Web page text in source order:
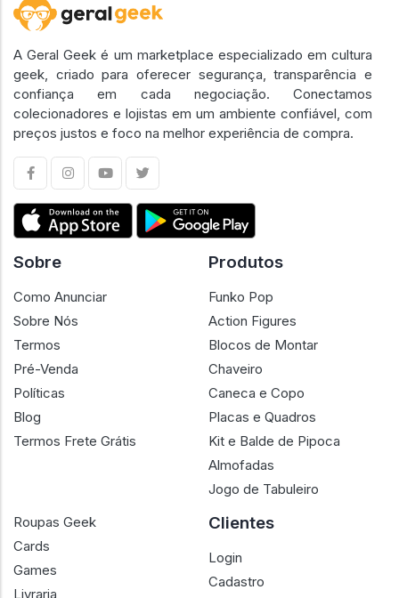
A Geral Geek é um marketplace especializado em cultura
geek, criado para oferecer segurança, transparência e
confiança em cada negociação. Conectamos
colecionadores e lojistas em um ambiente confiável, com
preços justos e foco na melhor experiência de compra.
Sobre
Como Anunciar
Sobre Nós
Termos
Pré-Venda
Políticas
Blog
Termos Frete Grátis
Produtos
Funko Pop
Action Figures
Blocos de Montar
Chaveiro
Caneca e Copo
Placas e Quadros
Kit e Balde de Pipoca
Almofadas
Jogo de Tabuleiro
Roupas Geek
Cards
Games
Livraria
Clientes
Login
Cadastro